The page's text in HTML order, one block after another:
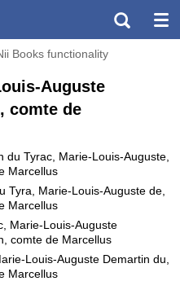
Books functionality
Auguste
comte de
du Tyrac, Marie-Louis-Auguste,
Marcellus
Tyra, Marie-Louis-Auguste de,
Marcellus
Marie-Louis-Auguste
comte de Marcellus
Louis-Auguste Demartin du,
Marcellus